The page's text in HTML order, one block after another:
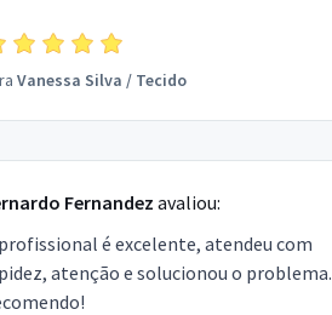
Vanessa Silva / Tecido
Fernandez avaliou:
é excelente, atendeu com
atenção e solucionou o problema.